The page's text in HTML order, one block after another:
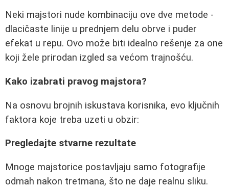
Neki majstori nude kombinaciju ove dve metode -
dlacičaste linije u prednjem delu obrve i puder
efekat u repu. Ovo može biti idealno rešenje za one
koji žele prirodan izgled sa većom trajnošću.
Kako izabrati pravog majstora?
Na osnovu brojnih iskustava korisnika, evo ključnih
faktora koje treba uzeti u obzir:
Pregledajte stvarne rezultate
Mnoge majstorice postavljaju samo fotografije
odmah nakon tretmana, što ne daje realnu sliku.